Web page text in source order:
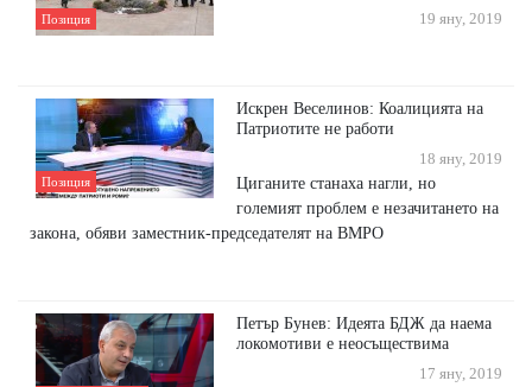
Позиция 19 яну, 2019
Позиция
Искрен Веселинов: Коалицията на
Патриотите не работи
18 яну, 2019
Циганите станаха нагли, но
големият проблем е незачитането на
закона, обяви заместник-председателят на ВМРО
Петър Бунев: Идеята БДЖ да наема
локомотиви е неосъществима
17 яну, 2019